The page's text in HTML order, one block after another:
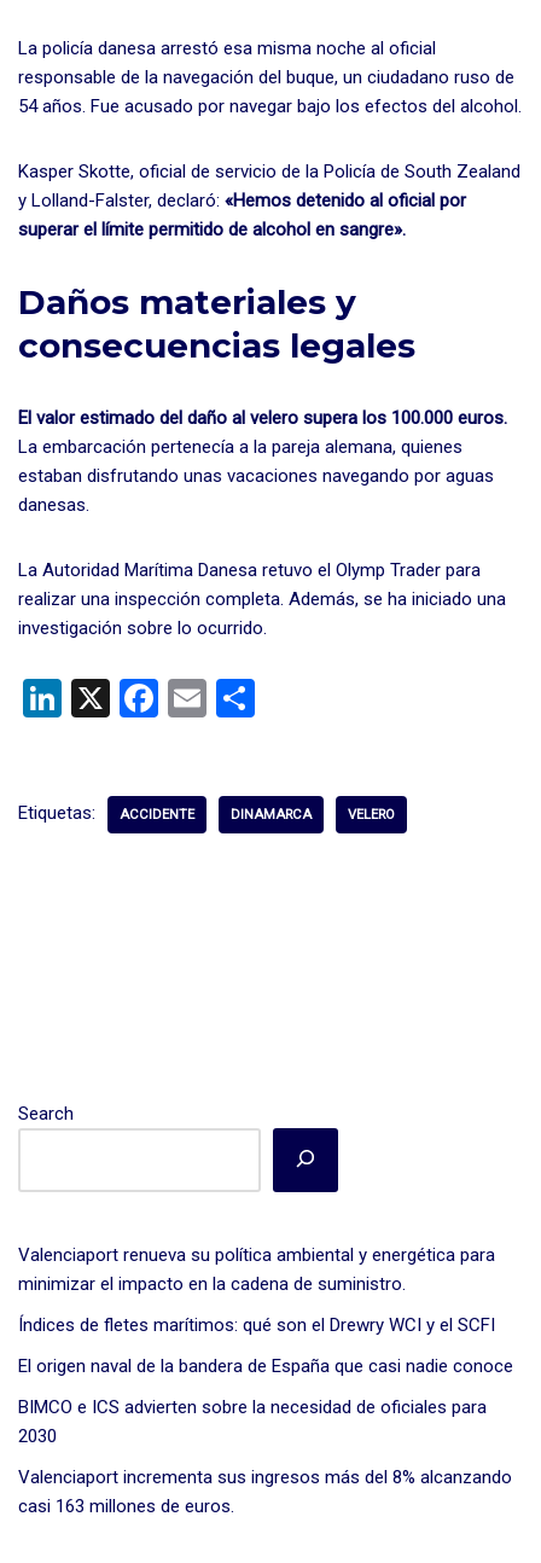
La policía danesa arrestó esa misma noche al oficial
responsable de la navegación del buque, un ciudadano ruso de
54 años. Fue acusado por navegar bajo los efectos del alcohol.
Kasper Skotte, oficial de servicio de la Policía de South Zealand
y Lolland-Falster, declaró: «Hemos detenido al oficial por
superar el límite permitido de alcohol en sangre».
Daños materiales y
consecuencias legales
El valor estimado del daño al velero supera los 100.000 euros.
La embarcación pertenecía a la pareja alemana, quienes
estaban disfrutando unas vacaciones navegando por aguas
danesas.
La Autoridad Marítima Danesa retuvo el Olymp Trader para
realizar una inspección completa. Además, se ha iniciado una
investigación sobre lo ocurrido.
Li
dI
X
F
b
E
p
Etiquetas: ACCIDENTE DINAMARCA VELERO
Search
Valenciaport renueva su política ambiental y energética para
minimizar el impacto en la cadena de suministro.
Índices de fletes marítimos: qué son el Drewry WCI y el SCFI
El origen naval de la bandera de España que casi nadie conoce
BIMCO e ICS advierten sobre la necesidad de oficiales para
2030
Valenciaport incrementa sus ingresos más del 8% alcanzando
casi 163 millones de euros.